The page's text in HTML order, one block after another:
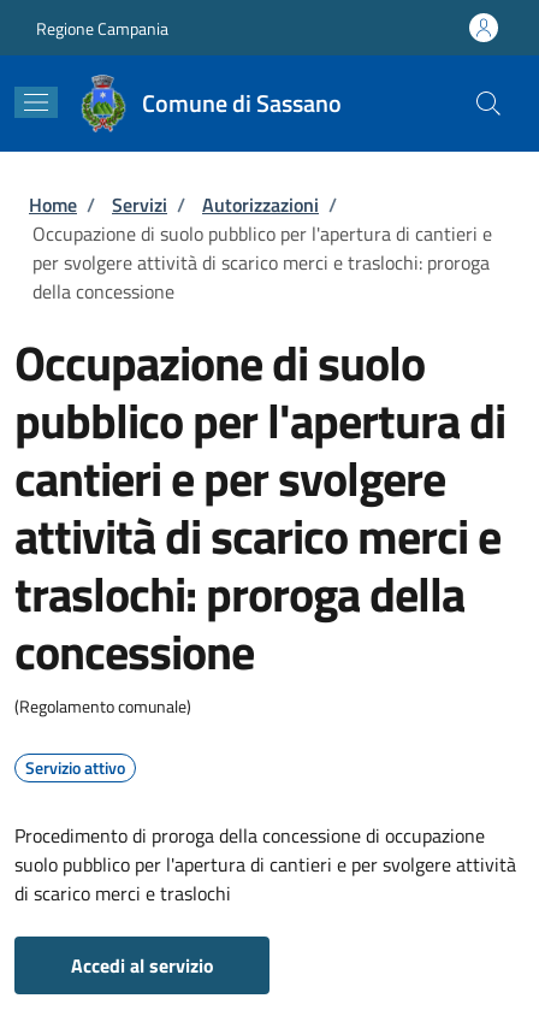
Regione Campania
Comune di Sassano
Briciole di pane
Home / Servizi / Autorizzazioni /
Occupazione di suolo pubblico per l'apertura di cantieri e
per svolgere attività di scarico merci e traslochi: proroga
della concessione
Occupazione di suolo
pubblico per l'apertura di
cantieri e per svolgere
attività di scarico merci e
traslochi: proroga della
concessione
(Regolamento comunale)
Servizio attivo
Procedimento di proroga della concessione di occupazione
suolo pubblico per l'apertura di cantieri e per svolgere attività
di scarico merci e traslochi
Accedi al servizio